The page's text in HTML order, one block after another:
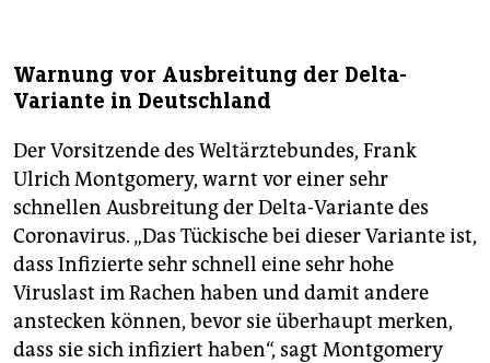
Warnung vor Ausbreitung der Delta-
Variante in Deutschland
Der Vorsitzende des Weltärztebundes, Frank
Ulrich Montgomery, warnt vor einer sehr
schnellen Ausbreitung der Delta-Variante des
Coronavirus. „Das Tückische bei dieser Variante ist,
dass Infizierte sehr schnell eine sehr hohe
Viruslast im Rachen haben und damit andere
anstecken können, bevor sie überhaupt merken,
dass sie sich infiziert haben“, sagt Montgomery